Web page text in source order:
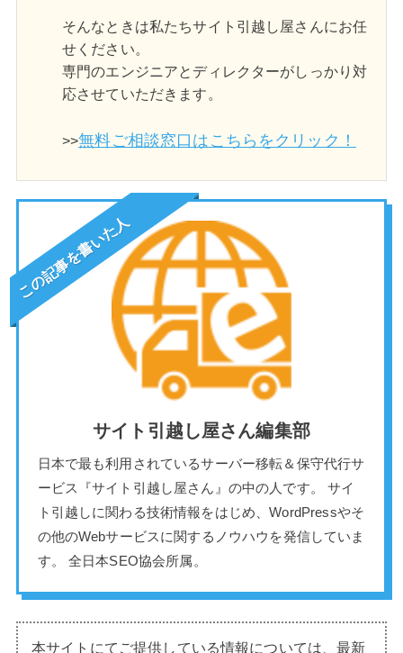
そんなときは私たちサイト引越し屋さんにお任
せください。
専門のエンジニアとディレクターがしっかり対
応させていただきます。
>>無料ご相談窓口はこちらをクリック！
この記事を書いた人
サイト引越し屋さん編集部
日本で最も利用されているサーバー移転＆保守代行サ
ービス『サイト引越し屋さん』の中の人です。 サイ
ト引越しに関わる技術情報をはじめ、WordPressやそ
の他のWebサービスに関するノウハウを発信していま
す。 全日本SEO協会所属。
本サイトにてご提供している情報については、最新